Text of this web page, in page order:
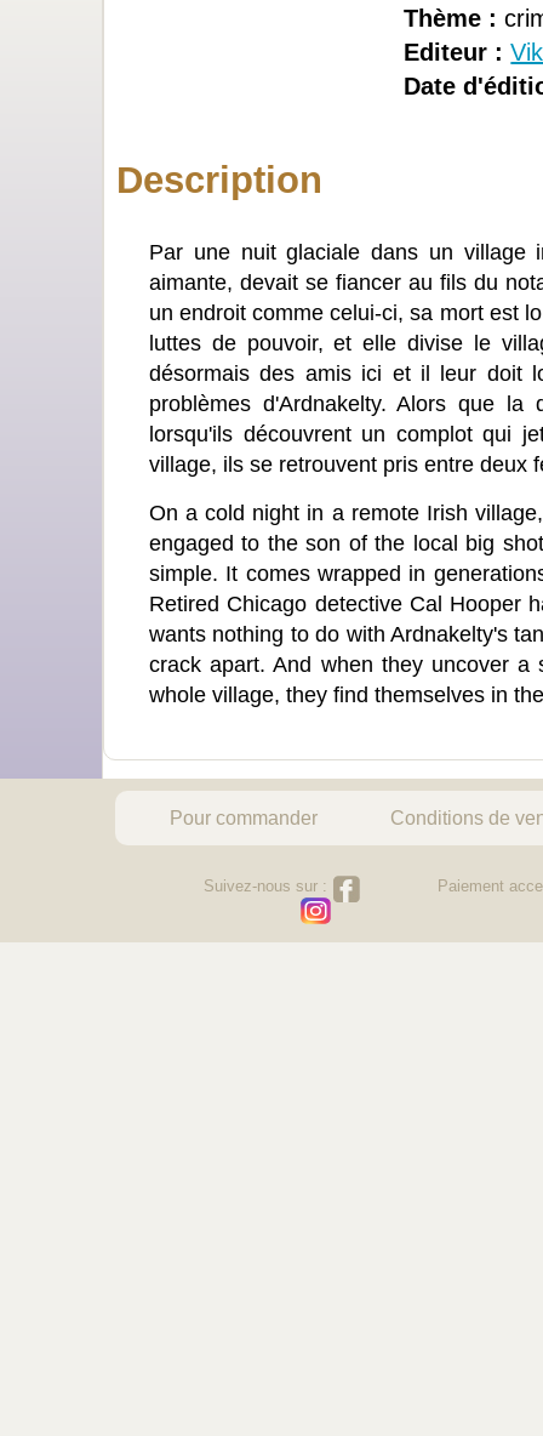
Thème :
Editeur :
Date
Description
Par une nuit glaciale dans un village
aimante, devait se fiancer au fils du
un endroit comme celui-ci, sa mort est
luttes de pouvoir, et elle divise le
désormais des amis ici et il leur doit
problèmes d'Ardnakelty. Alors que
lorsqu'ils découvrent un complot qui
village, ils se retrouvent pris entre deux
On a cold night in a remote Irish
engaged to the son of the local big
simple. It comes wrapped in
Retired Chicago detective Cal Hooper
wants nothing to do with Ardnakelty's
crack apart. And when they uncover
whole village, they find themselves in
Pour commander Conditions de
Suivez-nous sur : Paiement